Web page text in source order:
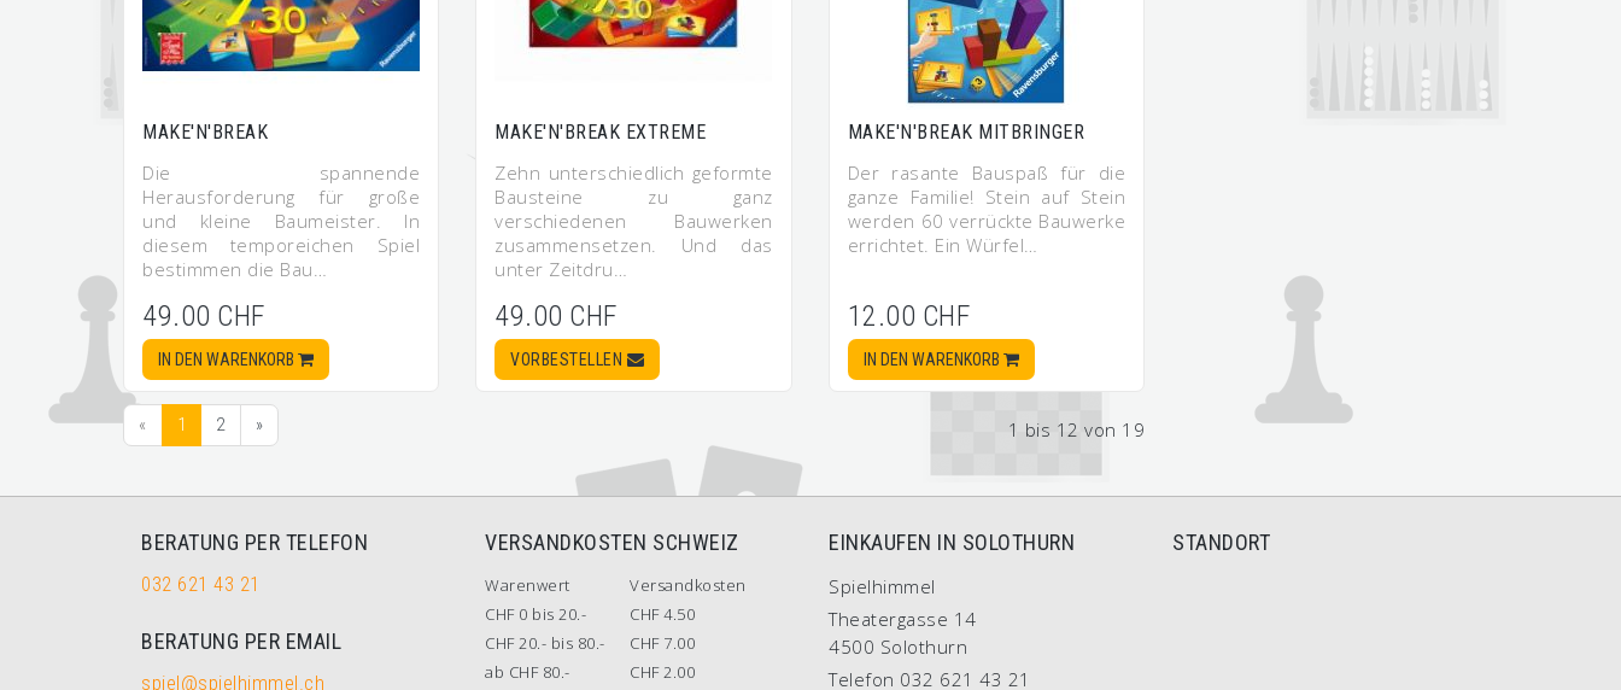
MAKE'N'BREAK
Die spannende
Herausforderung für große
und kleine Baumeister. In
diesem temporeichen Spiel
bestimmen die Bau…
49.00 CHF
IN DEN WARENKORB
MAKE'N'BREAK EXTREME
Zehn unterschiedlich geformte
Bausteine zu ganz
verschiedenen Bauwerken
zusammensetzen. Und das
unter Zeitdru…
49.00 CHF
VORBESTELLEN
MAKE'N'BREAK MITBRINGER
Der rasante Bauspaß für die
ganze Familie! Stein auf Stein
werden 60 verrückte Bauwerke
errichtet. Ein Würfel…
12.00 CHF
IN DEN WARENKORB
« 1 2 » 1 bis 12 von 19
BERATUNG PER TELEFON
032 621 43 21
BERATUNG PER EMAIL
spiel@spielhimmel.ch
VERSANDKOSTEN SCHWEIZ
Warenwert
Versandkosten
CHF 0 bis 20.-
CHF 4.50
CHF 20.- bis 80.-
CHF 7.00
ab CHF 80.-
CHF 2.00
EINKAUFEN IN SOLOTHURN
Spielhimmel
Theatergasse 14
4500 Solothurn
Telefon 032 621 43 21
STANDORT